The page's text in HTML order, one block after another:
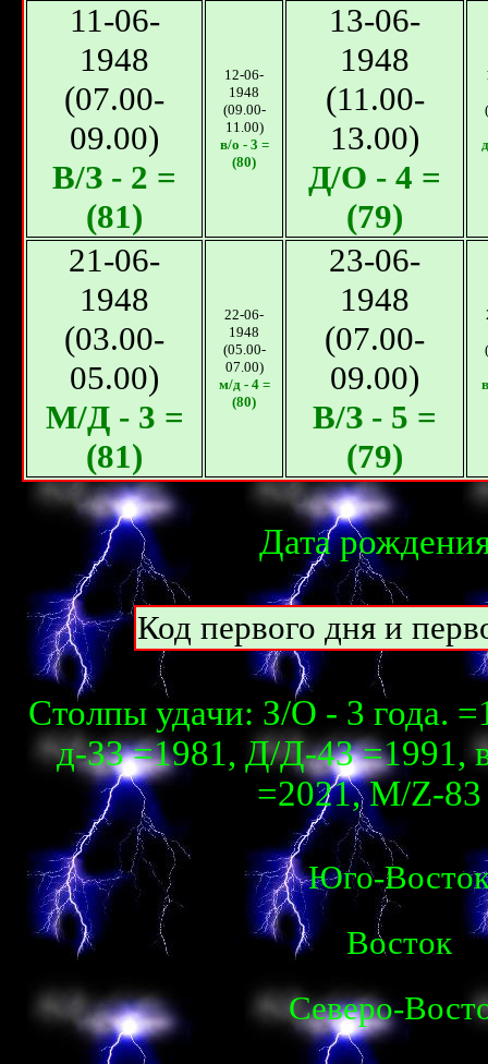
11-06-
1948
(07.00-
09.00)
В/З - 2 =
(81)
12-06-
1948
(09.00-
11.00)
в/o - 3 =
(80)
13-06-
1948
(11.00-
13.00)
Д/O - 4 =
(79)
21-06-
1948
(03.00-
05.00)
М/Д - 3 =
(81)
22-06-
1948
(05.00-
07.00)
м/д - 4 =
(80)
23-06-
1948
(07.00-
09.00)
В/З - 5 =
(79)
Дата
Код первого дня и
Столпы удачи: З/О - 3 года.
д-33 =1981, Д/Д-43 =1991,
=2021, М/Z-83
Юго-
Восток
Северо-